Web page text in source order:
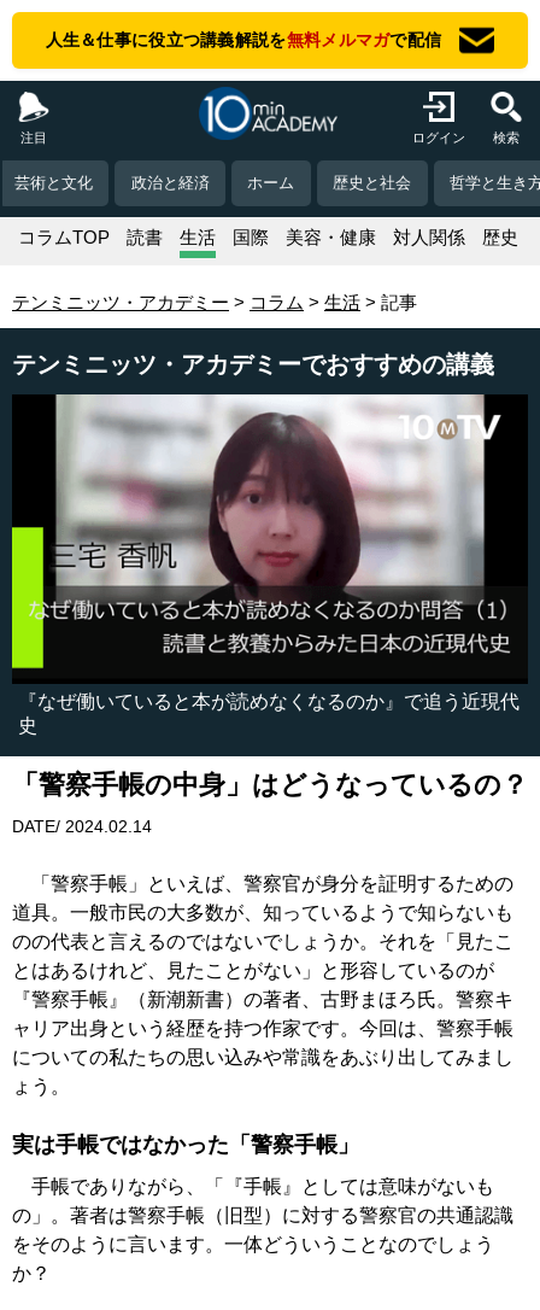
人生＆仕事に役立つ講義解説を無料メルマガで配信
注目 ログイン 検索
芸術と文化 政治と経済 ホーム 歴史と社会 哲学と生き
コラムTOP 読書 生活 国際 美容・健康 対人関係 歴史
テンミニッツ・アカデミー コラム 生活 記事
テンミニッツ・アカデミーでおすすめの講義
『なぜ働いていると本が読めなくなるのか』で追う近現代
史
「警察手帳の中身」はどうなっているの？
DATE/ 2024.02.14
「警察手帳」といえば、警察官が身分を証明するための
道具。一般市民の大多数が、知っているようで知らないも
のの代表と言えるのではないでしょうか。それを「見たこ
とはあるけれど、見たことがない」と形容しているのが
『警察手帳』（新潮新書）の著者、古野まほろ氏。警察キ
ャリア出身という経歴を持つ作家です。今回は、警察手帳
についての私たちの思い込みや常識をあぶり出してみまし
ょう。
実は手帳ではなかった「警察手帳」
手帳でありながら、「『手帳』としては意味がないも
の」。著者は警察手帳（旧型）に対する警察官の共通認識
をそのように言います。一体どういうことなのでしょう
か？